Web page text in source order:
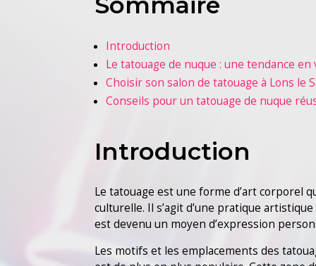
Introduction
Le tatouage de nuque : une tendance en
Choisir son salon de tatouage à Lons le
Conseils pour un tatouage de nuque
Introduction
Le tatouage est une forme d’art corporel
culturelle. Il s’agit d’une pratique
est devenu un moyen d’expression
Les motifs et les emplacements des